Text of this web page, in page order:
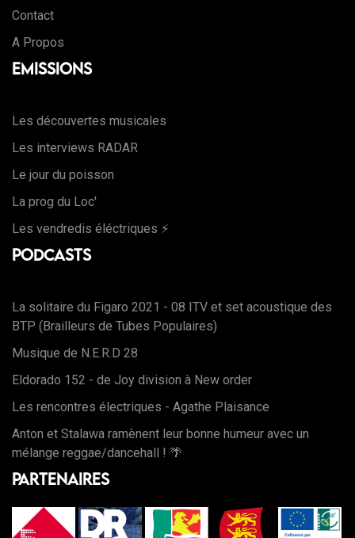
Contact
A Propos
Emissions
Les découvertes musicales
Les interviews RADAR
Le jour du poisson
La prog du Loc'
Les vendredis éléctriques ⚡️
Podcasts
La solitaire du Figaro 2021 - 08 ITV et set acoustique des
BTP (Brailleurs de Tubes Populaires)
Musique de N.E.R.D 28
Eldorado 152 - de Joy division à New order
Les rencontres électriques - Agathe Plaisance
Anton et Stalawa ramènent leur bonne humeur avec un
mélange reggae/dancehall ! 🌴
Partenaires